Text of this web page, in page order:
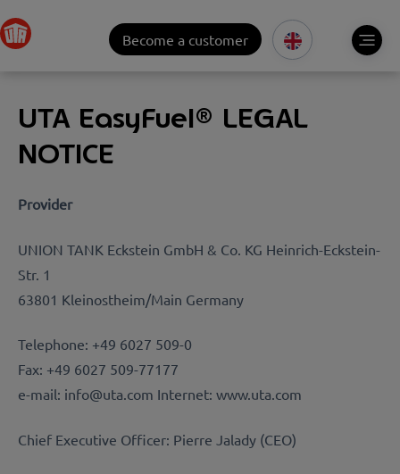
Become a customer
UTA EasyFuel® LEGAL
NOTICE
Provider
UNION TANK Eckstein GmbH & Co. KG Heinrich-Eckstein-
Str. 1
63801 Kleinostheim/Main Germany
Telephone: +49 6027 509-0
Fax: +49 6027 509-77177
e-mail: info@uta.com Internet: www.uta.com
Chief Executive Officer: Pierre Jalady (CEO)